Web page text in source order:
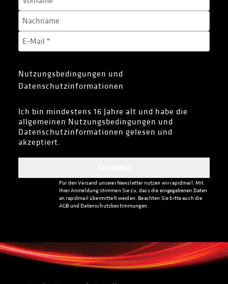
Nutzungsbedingungen und
Datenschutzinformationen
Ich bin mindestens 16 Jahre alt und habe die
allgemeinen Nutzungsbedingungen und
Datenschutzinformationen gelesen und
akzeptiert.
Für den Versand unserer Newsletter nutzen wir rapidmail. Mit
Ihrer Anmeldung stimmen Sie zu, dass die eingegebenen Daten
an rapidmail übermittelt werden. Beachten Sie bitte auch die
AGB und Datenschutzbestimmungen.